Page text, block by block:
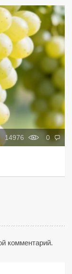
0
14976
комментарий.